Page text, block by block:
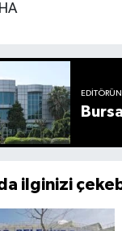
İHA
ilginizi